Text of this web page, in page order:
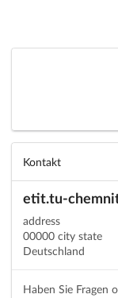
Kontakt
etit.tu-
address
00000 city state
Deutschland
Haben Sie Fragen